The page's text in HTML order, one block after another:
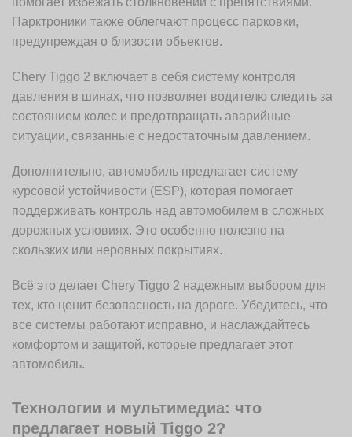
Парктроники также облегчают процесс парковки,
предупреждая о близости объектов.
Chery Tiggo 2 включает в себя систему контроля
давления в шинах, что позволяет водителю следить за
состоянием колес и предотвращать аварийные
ситуации, связанные с недостаточным давлением.
Дополнительно, автомобиль предлагает систему
курсовой устойчивости (ESP), которая помогает
поддерживать контроль над автомобилем в сложных
дорожных условиях. Это особенно полезно на
скользких или неровных покрытиях.
Всё это делает Chery Tiggo 2 надежным выбором для
тех, кто ценит безопасность на дороге. Убедитесь, что
все системы работают исправно, и наслаждайтесь
комфортом и защитой, которые предлагает этот
автомобиль.
Технологии и мультимедиа: что
предлагает новый Tiggo 2?